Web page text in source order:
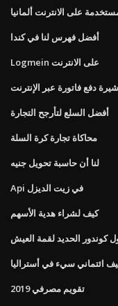
على الانترنت ألمانيا
أفضل فهرس لنا في كندا
Logmein على الانترنت
دفع فاتورة عبر الإنترنت
أفضل السلع لتأرجح التجارة
محاكاة تجارة كرة السلة
لنا أن حاسبة تحويل جنيه
Api في زيت الديزل
كيف لشراء هدية الأسهم
كوندور الحديد لقمة العيش
ائتماني سيء في أستراليا
تقويم مصرفي 2019